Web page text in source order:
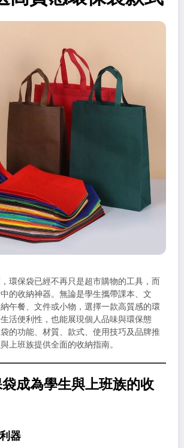
環保袋已經不再只是超市購物的工具，而
的收納神器。無論是學生攜帶課本、文
午餐、文件或小物，選擇一款高質感的環
活便利性，也能展現個人品味與環保態
的功能、材質、款式、使用技巧及品牌推
上班族提供全面的收納指南。
成為學生與上班族的收
器